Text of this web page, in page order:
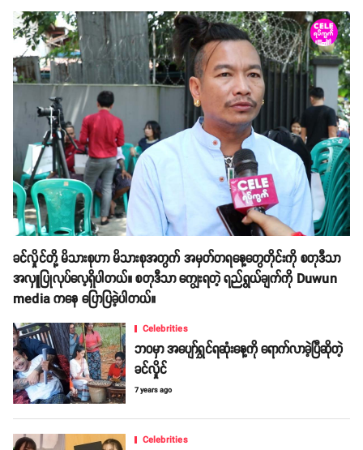
ခင်လှိုင်တို့ မိသားစုဟာ မိသားစုအတွက် အမှတ်တရနေ့တွေတိုင်းကို စတုဒီသာ
အလှူပြုလုပ်လေ့ရှိပါတယ်။ စတုဒီသာ ကျွေးရတဲ့ ရည်ရွယ်ချက်ကို Duwun
media ကနေ ပြောပြခဲ့ပါတယ်။
Celebrities
ဘဝမှာ အပျော်ရွှင်ရဆုံးနေ့ကို ရောက်လာခဲ့ပြီဆိုတဲ့
ခင်လှိုင်
7 years ago
Celebrities